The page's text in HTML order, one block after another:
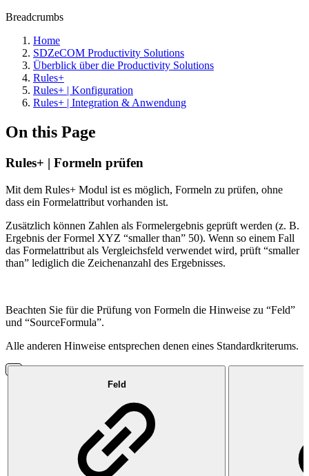
Breadcrumbs
Home
SDZeCOM Productivity Solutions
Überblick über die Productivity Solutions
Rules+
Rules+ | Konfiguration
Rules+ | Integration & Anwendung
On this Page
Rules+ | Formeln prüfen
Mit dem Rules+ Modul ist es möglich, Formeln zu prüfen, ohne
dass ein Formelattribut vorhanden ist.
Zusätzlich können Zahlen als Formelergebnis geprüft werden (z. B.
Ergebnis der Formel XYZ “smaller than” 50). Wenn so einem Fall
das Formelattribut als Vergleichsfeld verwendet wird, prüft “smaller
than” lediglich die Zeichenanzahl des Ergebnisses.
Beachten Sie für die Prüfung von Formeln die Hinweise zu “Feld”
und “SourceFormula”.
Alle anderen Hinweise entsprechen denen eines Standardkriterums.
Feld